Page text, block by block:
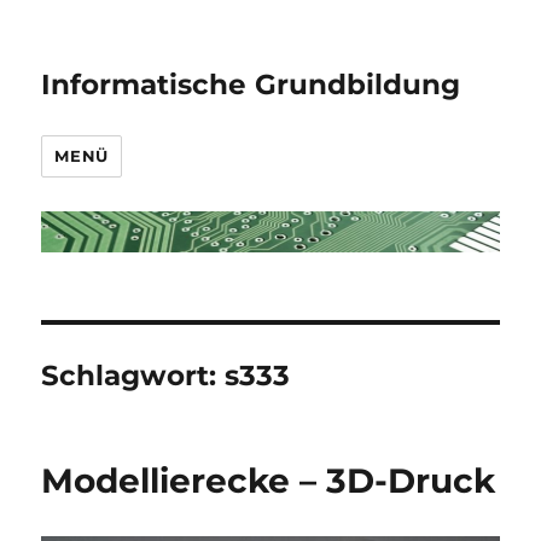
Informatische Grundbildung
MENÜ
Schlagwort:s333
Modellierecke – 3D-Druck